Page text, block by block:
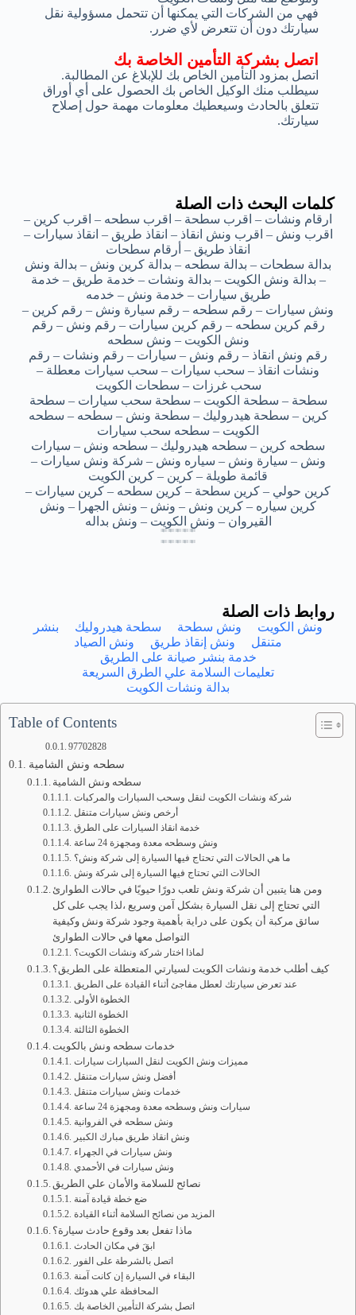
اتصل بشركة التأمين الخاصة بك
اتصل بمزود التأمين الخاص بك للإبلاغ عن المطالبة.
سيطلب منك الوكيل الخاص بك الحصول على أي أوراق
تتعلق بالحادث وسيعطيك معلومات مهمة حول إصلاح
سيارتك.
فهي من الشركات التي يمكنها أن تتحمل مسؤولية نقل
سيارتك دون أن تتعرض لأي ضرر.
كلمات البحث ذات الصلة
ارقام ونشات – اقرب سطحة – اقرب سطحه – اقرب كرين –
اقرب ونش – اقرب ونش انقاذ – انقاذ طريق – انقاذ سيارات –
انقاذ طريق – أرقام سطحات
بدالة سطحات – بدالة سطحه – بدالة كرين ونش – بدالة ونش
– بدالة ونش الكويت – بدالة ونشات – خدمة طريق – خدمة
طريق سيارات – خدمة ونش – خدمه
ونش سيارات – رقم سطحه – رقم سيارة ونش – رقم كرين –
رقم كرين سطحه – رقم كرين سيارات – رقم ونش – رقم
ونش الكويت – ونش سطحه
رقم ونش انقاذ – رقم ونش – سيارات – رقم ونشات – رقم
ونشات انقاذ – سحب سيارات – سحب سيارات معطلة –
سحب غرزات – سطحات الكويت
سطحة – سطحة الكويت – سطحة سحب سيارات – سطحة
كرين – سطحة هيدروليك – سطحة ونش – سطحه – سطحه
الكويت – سطحه سحب سيارات
سطحه كرين – سطحه هيدروليك – سطحه ونش – سيارات
ونش – سيارة ونش – سياره ونش – شركة ونش سيارات –
قائمة طويلة – كرين – كرين الكويت
كرين حولي – كرين سطحة – كرين سطحه – كرين سيارات –
كرين سياره – كرين ونش – ونش – ونش الجهرا – ونش
القيروان – ونش الكويت – ونش بداله
روابط ذات الصلة
ونش الكويت ونش سطحة سطحة هيدروليك
بنشر
متنقل
ونش إنقاذ طريق
ونش الصياد
خدمة بنشر صيانة على الطريق
تعليمات السلامة علي الطرق السريعة
بدالة ونشات الكويت
Table of Contents
97702828
سطحه ونش الشامية
سطحه ونش الشامية
شركة ونشات الكويت لنقل وسحب السيارات والمركبات
أرخص ونش سيارات متنقل
خدمة انقاذ السيارات على الطرق
ونش وسطحه معدة ومجهزة 24 ساعة
ما هي الحالات التي تحتاج فيها السيارة إلى شركة ونش؟
الحالات التي تحتاج فيها السيارة إلى شركة ونش
ومن هنا يتبين أن شركة ونش تلعب دورًا حيويًا في حالات الطوارئ
التي تحتاج إلى نقل السيارة بشكل آمن وسريع ،لذا يجب على كل
سائق مركبة أن يكون على دراية بأهمية وجود شركة ونش وكيفية
التواصل معها في حالات الطوارئ
لماذا اختار شركة ونشات الكويت؟
كيف أطلب خدمة ونشات الكويت لسيارتي المتعطلة على الطريق؟
عند تعرض سيارتك لعطل مفاجئ أثناء القيادة على الطريق
الخطوة الأولى
الخطوة الثانية
الخطوة الثالثة
خدمات سطحه ونش بالكويت
مميزات ونش الكويت لنقل السيارات سيارات
أفضل ونش سيارات متنقل
خدمات ونش سيارات متنقل
سيارات ونش وسطحه معدة ومجهزة 24 ساعة
ونش سطحه في الفروانية
ونش انقاذ طريق مبارك الكبير
ونش سيارات في الجهراء
ونش سيارات في الأحمدي
نصائح للسلامة والأمان علي الطريق
ضع خطة قيادة آمنة
المزيد من نصائح السلامة أثناء القيادة
ماذا تفعل بعد وقوع حادث سيارة؟
ابقَ في مكان الحادث
اتصل بالشرطة على الفور
البقاء في السيارة إن كانت آمنة
المحافظة علي هدوئك
اتصل بشركة التأمين الخاصة بك